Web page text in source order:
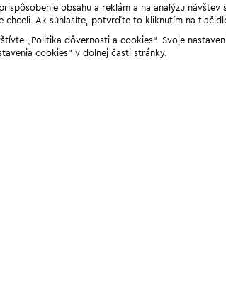
obsahu a reklám a na analýzu
Ak súhlasíte, potvrďte to kliknutím na tlačidlo
„Politika dôvernosti a cookies“. Svoje
cookies“ v dolnej časti stránky.